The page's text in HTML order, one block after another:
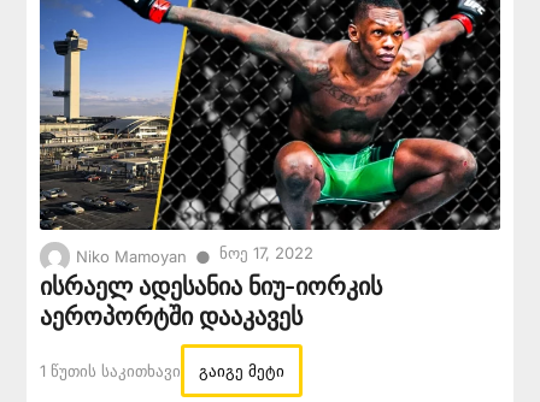
Niko Mamoyan ● Ნოე 17, 2022
ისრაელ ადესანია ნიუ-იორკის
აეროპორტში დააკავეს
1 Წუთის Საკითხავი გაიგე მეტი